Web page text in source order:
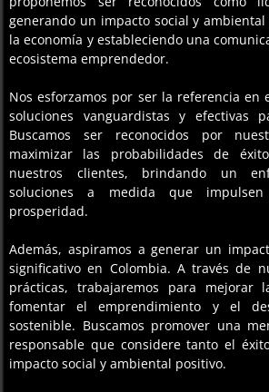
generando un impacto social y
la economía y estableciendo una
ecosistema emprendedor.
Nos esforzamos por ser la referencia en
soluciones vanguardistas y efectivas
Buscamos ser reconocidos por
maximizar las probabilidades de
nuestros clientes, brindando un
soluciones a medida que
prosperidad.
Además, aspiramos a generar un
significativo en Colombia. A través de
prácticas, trabajaremos para mejorar
fomentar el emprendimiento y el
sostenible. Buscamos promover una
responsable que considere tanto el
impacto social y ambiental positivo.